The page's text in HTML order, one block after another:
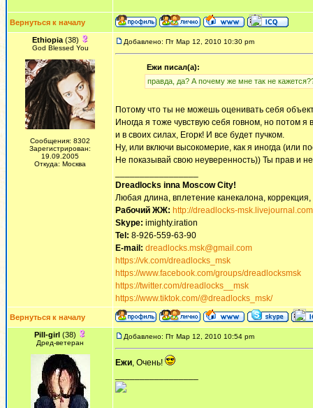
Вернуться к началу
Ethiopia(38)
God Blessed You
Сообщения: 8302
Зарегистрирован:
19.09.2005
Откуда: Москва
Добавлено: Пт Мар 12, 2010 10:30 pm
Ежи писал(а):
правда, да? А почему же мне так не
Потому что ты не можешь оценивать себя
Иногда я тоже чувствую себя говном, но потом
и в своих силах, Егорк! И все будет пучком.
Ну, или включи высокомерие, как я иногда (или
Не показывай свою неуверенность)) Ты прав и
Dreadlocks inna Moscow Сity!
Любая длина, вплетение канекалона,
Рабочий ЖЖ: http://dreadlocks-
Skype: imighty.iration
Tel: 8-926-559-63-90
E-mail: dreadlocks.msk@gmail.com
https://vk.com/dreadlocks_msk
https://www.facebook.com/groups/dreadlocksmsk
https://twitter.com/dreadlocks__msk
https://www.tiktok.com/@dreadlocks_msk/
Вернуться к началу
Pill-girl (38)
Дред-ветеран
Добавлено: Пт Мар 12, 2010 10:54 pm
Ежи, Очень!